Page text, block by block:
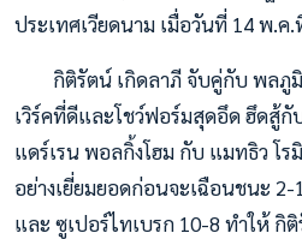
ประเทศเวียดนาม เมื่อวันที่ 14 พ.
กิติรัตน์ เกิดลาภี จับคู่กับ พลภูมิ
เวิร์คที่ดีและโชว์ฟอร์มสุดอึด ฮึดสู้กั
แดร์เรน พอลกิ้งโฮม กับ แมทธิว โร
อย่างเยี่ยมยอดก่อนจะเฉือนชนะ 2-
และ ซูเปอร์ไทเบรก 10-8 ทำให้ กิ